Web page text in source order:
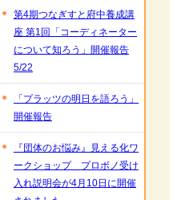
第4期つなぎすと府中養成講
座 第1回「コーディネーター
について知ろう」開催報告
5/22
「プラッツの明日を語ろう」
開催報告
『団体のお悩み』見える化ワ
ークショップ プロボノ受け
入れ説明会が4月10日に開催